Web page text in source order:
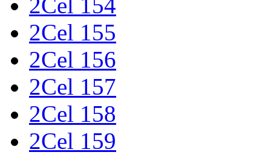
2Cel 155
2Cel 156
2Cel 157
2Cel 158
2Cel 159